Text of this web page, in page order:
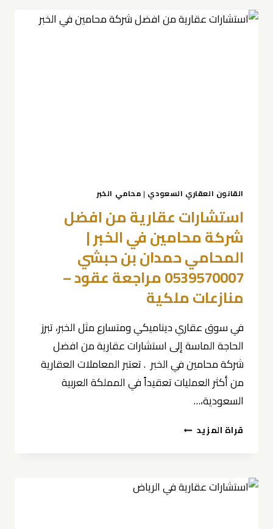
القانون العقاري السعودي | محامي الخبر
استشارات عقارية من افضل
شركة محامين في الخبر |
المحامي حمدان بن حبشي
0539570007 مراجعة عقود –
منازعات ملكية
في سوق عقاري ديناميكي ومتسارع مثل الخبر، تبرز
الحاجة الماسة إلى استشارات عقارية من افضل
شركة محامين في الخبر . تعتبر المعاملات العقارية
من أكثر العمليات تعقيداً في المملكة العربية
السعودية،…
قراة المزيد استشارات
شركة
محامين